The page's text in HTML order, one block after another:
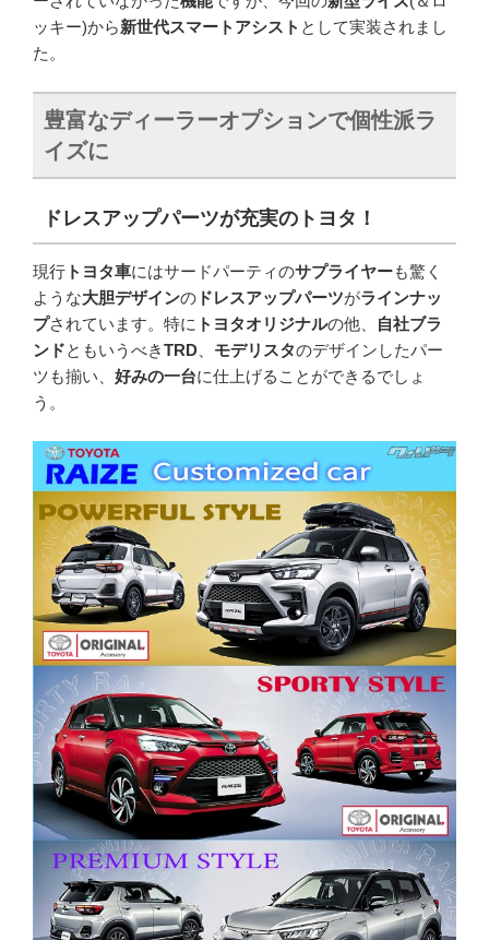
ッキー)から新世代スマートアシスト として実装されまし
た。
豊富なディーラーオプションで個性派ラ
イズに
ドレスアップパーツが充実のトヨタ！
現行 トヨタ車にはサードパーティのサプライヤーも驚く
ような大胆デザインの ドレスアップパーツがラインナッ
プされています。特に トヨタオリジナルの他、
自社ブラ
ンドともいうべきTRD モデリスタのデザインしたパー
ツも揃い、 好みの一台に仕上げることができるでしょ
う。